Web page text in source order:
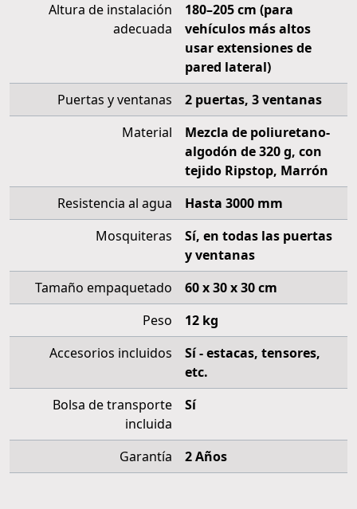
Altura de instalación
adecuada
180–205 cm (para
vehículos más altos
usar extensiones de
pared lateral)
Puertas y ventanas
2 puertas, 3 ventanas
Material
Mezcla de poliuretano-
algodón de 320 g, con
tejido Ripstop, Marrón
Resistencia al agua
Hasta 3000 mm
Mosquiteras
Sí, en todas las puertas
y ventanas
Tamaño empaquetado
60 x 30 x 30 cm
Peso
12 kg
Accesorios incluidos
Sí - estacas, tensores,
etc.
Bolsa de transporte
incluida
Sí
Garantía 2 Años